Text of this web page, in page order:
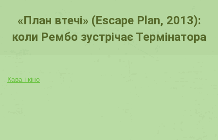
«План втечі» (Escape Plan, 2013):
коли Рембо зустрічає Термінатора
Кава і кіно